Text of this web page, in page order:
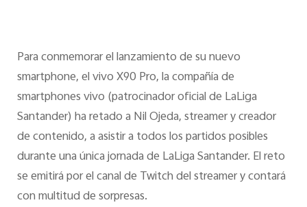
Para conmemorar el lanzamiento de su nuevo
smartphone, el vivo X90 Pro, la compañía de
smartphones vivo (patrocinador oficial de LaLiga
Santander) ha retado a Nil Ojeda, streamer y creador
de contenido, a asistir a todos los partidos posibles
durante una única jornada de LaLiga Santander. El reto
se emitirá por el canal de Twitch del streamer y contará
con multitud de sorpresas.